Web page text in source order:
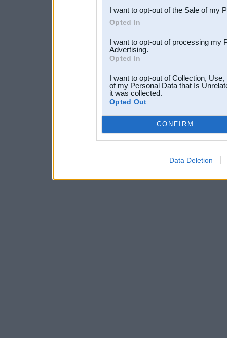
I want to opt-out of the Sale of my
Opted In
I want to opt-out of processing my
Advertising.
Opted In
I want to opt-out of Collection,
of my Personal Data that Is
it was collected.
Opted Out
CONFIRM
Data Deletion